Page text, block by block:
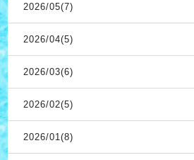
2026/05(7)
2026/04(5)
2026/03(6)
2026/02(5)
2026/01(8)